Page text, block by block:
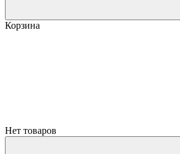
Корзина
Нет товаров